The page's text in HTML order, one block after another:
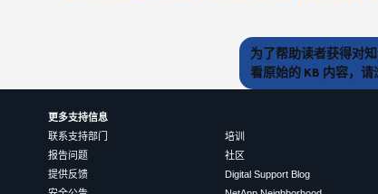
为了帮助读者获得对
看原始的 KB 内容，
更多支持信息
联系支持部门
报告问题
提供反馈
培训
社区
Digital Support Blog